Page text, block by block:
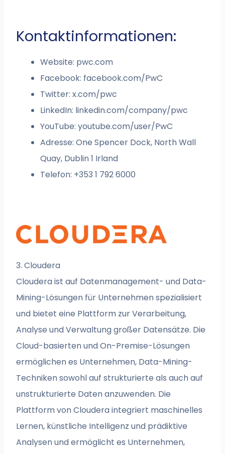
Kontaktinformationen:
Website: pwc.com
Facebook: facebook.com/PwC
Twitter: x.com/pwc
LinkedIn: linkedin.com/company/pwc
YouTube: youtube.com/user/PwC
Adresse: One Spencer Dock, North Wall
Quay, Dublin 1 Irland
Telefon: +353 1 792 6000
3. Cloudera
Cloudera ist auf Datenmanagement- und Data-
Mining-Lösungen für Unternehmen spezialisiert
und bietet eine Plattform zur Verarbeitung,
Analyse und Verwaltung großer Datensätze. Die
Cloud-basierten und On-Premise-Lösungen
ermöglichen es Unternehmen, Data-Mining-
Techniken sowohl auf strukturierte als auch auf
unstrukturierte Daten anzuwenden. Die
Plattform von Cloudera integriert maschinelles
Lernen, künstliche Intelligenz und prädiktive
Analysen und ermöglicht es Unternehmen,